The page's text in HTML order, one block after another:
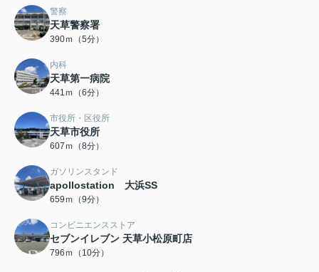
警察
天草警察署
390ｍ（5分）
内科
天草第一病院
441ｍ（6分）
市役所・区役所
天草市役所
607ｍ（8分）
ガソリンスタンド
apollostation 大浜SS
659ｍ（9分）
コンビニエンスストア
セブンイレブン 天草小松原町店
796ｍ（10分）